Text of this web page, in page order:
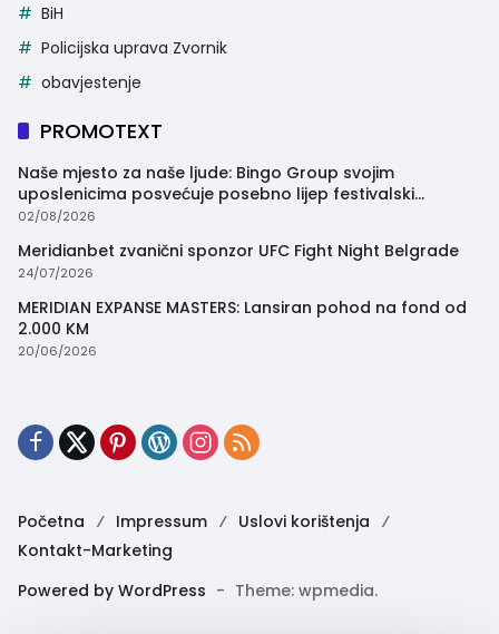
BiH
Policijska uprava Zvornik
obavjestenje
PROMOTEXT
Naše mjesto za naše ljude: Bingo Group svojim
uposlenicima posvećuje posebno lijep festivalski
trenutak
02/08/2026
Meridianbet zvanični sponzor UFC Fight Night Belgrade
24/07/2026
MERIDIAN EXPANSE MASTERS: Lansiran pohod na fond od
2.000 KM
20/06/2026
Početna Impressum
Uslovi korištenja
Kontakt-Marketing
Powered by WordPress - Theme: wpmedia.